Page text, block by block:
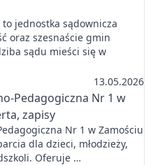
jednostka sądownicza
oraz szesnaście gmin
sądu mieści się w
13.05.2026
Pedagogiczna Nr 1 w
zapisy
Nr 1 w Zamościu
dla dzieci, młodzieży,
Oferuje …